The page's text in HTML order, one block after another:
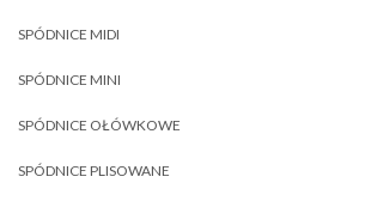
SPÓDNICE MIDI
SPÓDNICE MINI
SPÓDNICE OŁÓWKOWE
SPÓDNICE PLISOWANE